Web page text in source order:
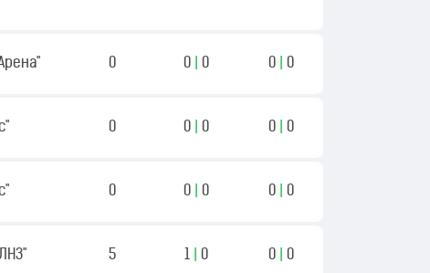
0 0 0 0 0
0 0 0 0 0
0 0 0 0 0
5 1 0 0 0